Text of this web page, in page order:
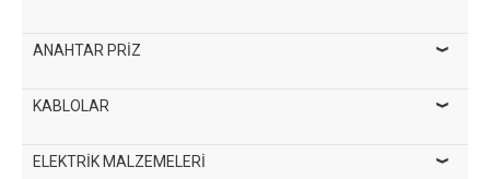
ANAHTAR PRİZ
KABLOLAR
ELEKTRİK MALZEMELERİ